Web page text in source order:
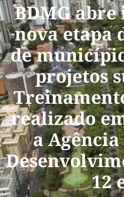
BDMG
nova etapa
de
projetos
realizado
a
12